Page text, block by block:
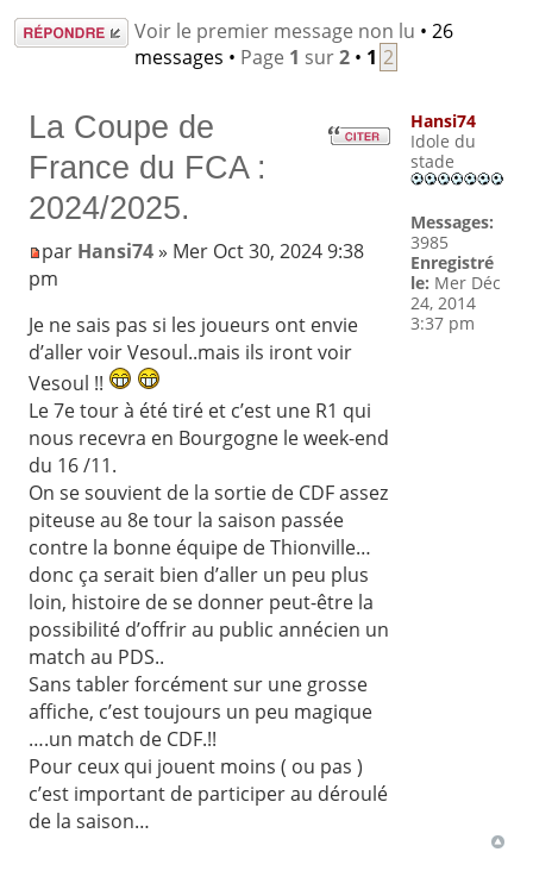
Répondre Voir le premier message non lu • 26
messages • Page 1 sur2• 1 2
La Coupe de
France du FCA :
2024/2025.
par Hansi74» Mer Oct 30, 2024 9:38
pm
Je ne sais pas si les joueurs ont envie
d’aller voir Vesoul..mais ils iront voir
Vesoul !!
Le 7e tour à été tiré et c’est une R1 qui
nous recevra en Bourgogne le week-end
du 16 /11.
On se souvient de la sortie de CDF assez
piteuse au 8e tour la saison passée
contre la bonne équipe de Thionville…
donc ça serait bien d’aller un peu plus
loin, histoire de se donner peut-être la
possibilité d’offrir au public annécien un
match au PDS..
Sans tabler forcément sur une grosse
affiche, c’est toujours un peu magique
….un match de CDF.!!
Pour ceux qui jouent moins ( ou pas )
c’est important de participer au déroulé
de la saison…
Hansi74
Idole du
stade
Messages:
3985
Enregistré
le: Mer Déc
24, 2014
3:37 pm